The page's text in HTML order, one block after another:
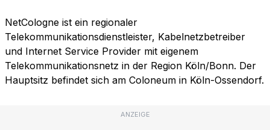
NetCologne ist ein regionaler
Telekommunikationsdienstleister, Kabelnetzbetreiber
und Internet Service Provider mit eigenem
Telekommunikationsnetz in der Region Köln/Bonn. Der
Hauptsitz befindet sich am Coloneum in Köln-Ossendorf.
ANZEIGE